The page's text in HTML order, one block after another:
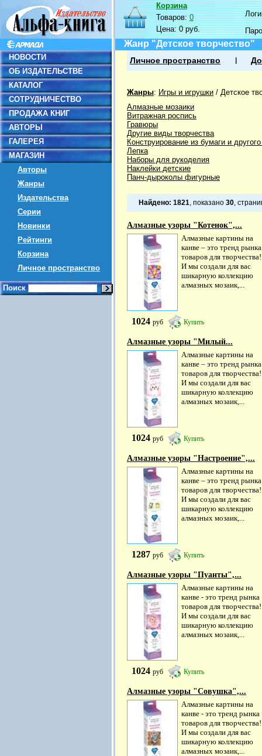
НОВОСТИ
ОБ ИЗДАТЕЛЬСТВЕ
КАТАЛОГ
СОТРУДНИЧЕСТВО
ПРОДАЖА КНИГ
АВТОРЫ
ГАЛЕРЕЯ
МАГАЗИН
Авторы
Жанры
Издательства
Серии
Новинки
Рейтинги
Корзина
Личное пространство
Поиск
Корзина
Товаров:0
Цена:0 руб.
Жанр "Детское творчество"
Личное пространство
Жанры: Игры и игрушки / Детское
Алмазные мозаики
Витражная роспись
Гравюры
Другие виды творчества
Конструирование из бумаги и
Лепка
Наборы для рукоделия
Наклейки детские
Панч-дыроколы фигурные
Найдено: 1821, показано 30,
Алмазные узоры "Котенок",...
Алмазные картины на
канве – это тренд рынка
товаров для творчества!
И мы создали для вас
шикарную коллекцию
алмазных мозаик,...
1024 руб Купить
Алмазные узоры "Милый...
Алмазные картины на
канве – это тренд рынка
товаров для творчества!
И мы создали для вас
шикарную коллекцию
алмазных мозаик,...
1024 руб Купить
Алмазные узоры "Настроение",...
Алмазные картины на
канве – это тренд рынка
товаров для творчества!
И мы создали для вас
шикарную коллекцию
алмазных мозаик,...
1287 руб Купить
Алмазные узоры "Пуанты",...
Алмазные картины на
канве - это тренд рынка
товаров для творчества!
И мы создали для вас
шикарную коллекцию
алмазных мозаик,...
1024 руб Купить
Алмазные узоры "Совушка",...
Алмазные картины на
канве - это тренд рынка
товаров для творчества!
И мы создали для вас
шикарную коллекцию
алмазных мозаик,...